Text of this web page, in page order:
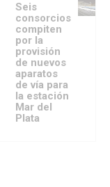
Seis
consorcios
compiten
por la
provisión
de nuevos
aparatos
de vía para
la estación
Mar del
Plata